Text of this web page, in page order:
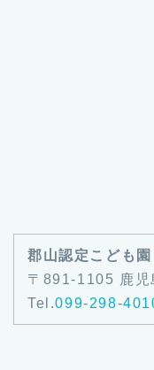
郡山認定こども園
〒891-1105 鹿
Tel.099-298-